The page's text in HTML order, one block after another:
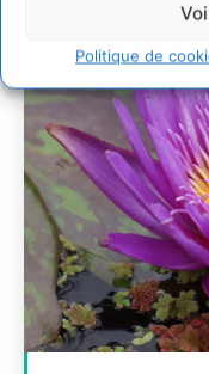
Politique de